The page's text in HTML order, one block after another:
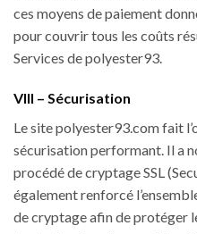
ces moyens de paiement
pour couvrir tous les coûts
Services de polyester93.
VIII – Sécurisation
Le site polyester93.com fait
sécurisation performant. Il a
procédé de cryptage SSL
également renforcé
de cryptage afin de protéger